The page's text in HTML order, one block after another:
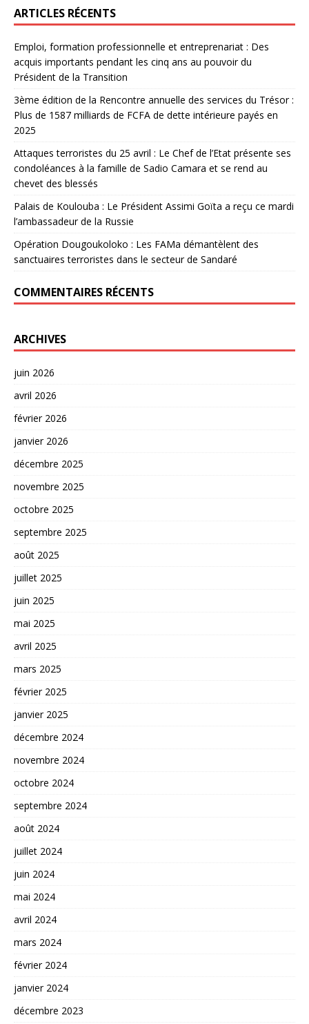
ARTICLES RÉCENTS
Emploi, formation professionnelle et entreprenariat : Des
acquis importants pendant les cinq ans au pouvoir du
Président de la Transition
3ème édition de la Rencontre annuelle des services du Trésor :
Plus de 1587 milliards de FCFA de dette intérieure payés en
2025
Attaques terroristes du 25 avril : Le Chef de l’Etat présente ses
condoléances à la famille de Sadio Camara et se rend au
chevet des blessés
Palais de Koulouba : Le Président Assimi Goïta a reçu ce mardi
l’ambassadeur de la Russie
Opération Dougoukoloko : Les FAMa démantèlent des
sanctuaires terroristes dans le secteur de Sandaré
COMMENTAIRES RÉCENTS
ARCHIVES
juin 2026
avril 2026
février 2026
janvier 2026
décembre 2025
novembre 2025
octobre 2025
septembre 2025
août 2025
juillet 2025
juin 2025
mai 2025
avril 2025
mars 2025
février 2025
janvier 2025
décembre 2024
novembre 2024
octobre 2024
septembre 2024
août 2024
juillet 2024
juin 2024
mai 2024
avril 2024
mars 2024
février 2024
janvier 2024
décembre 2023